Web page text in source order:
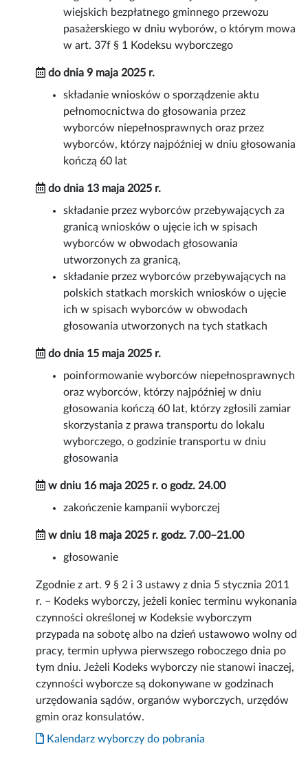
wiejskich bezpłatnego gminnego przewozu
pasażerskiego w dniu wyborów, o którym mowa
w art. 37f § 1 Kodeksu wyborczego
do dnia 9 maja 2025 r.
składanie wniosków o sporządzenie aktu
pełnomocnictwa do głosowania przez
wyborców niepełnosprawnych oraz przez
wyborców, którzy najpóźniej w dniu głosowania
kończą 60 lat
do dnia 13 maja 2025 r.
składanie przez wyborców przebywających za
granicą wniosków o ujęcie ich w spisach
wyborców w obwodach głosowania
utworzonych za granicą,
składanie przez wyborców przebywających na
polskich statkach morskich wniosków o ujęcie
ich w spisach wyborców w obwodach
głosowania utworzonych na tych statkach
do dnia 15 maja 2025 r.
poinformowanie wyborców niepełnosprawnych
oraz wyborców, którzy najpóźniej w dniu
głosowania kończą 60 lat, którzy zgłosili zamiar
skorzystania z prawa transportu do lokalu
wyborczego, o godzinie transportu w dniu
głosowania
w dniu 16 maja 2025 r. o godz. 24.00
zakończenie kampanii wyborczej
w dniu 18 maja 2025 r. godz. 7.00–21.00
głosowanie
Zgodnie z art. 9 § 2 i 3 ustawy z dnia 5 stycznia 2011
r. – Kodeks wyborczy, jeżeli koniec terminu wykonania
czynności określonej w Kodeksie wyborczym
przypada na sobotę albo na dzień ustawowo wolny od
pracy, termin upływa pierwszego roboczego dnia po
tym dniu. Jeżeli Kodeks wyborczy nie stanowi inaczej,
czynności wyborcze są dokonywane w godzinach
urzędowania sądów, organów wyborczych, urzędów
gmin oraz konsulatów.
Kalendarz wyborczy do pobrania